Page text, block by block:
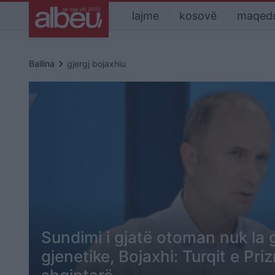
lajme kosovë
Ballina keyboard_arrow_right gjergj bojaxhiu
Sundimi i gjatë otoman nuk la
gjenetike, Bojaxhi: Turqit e